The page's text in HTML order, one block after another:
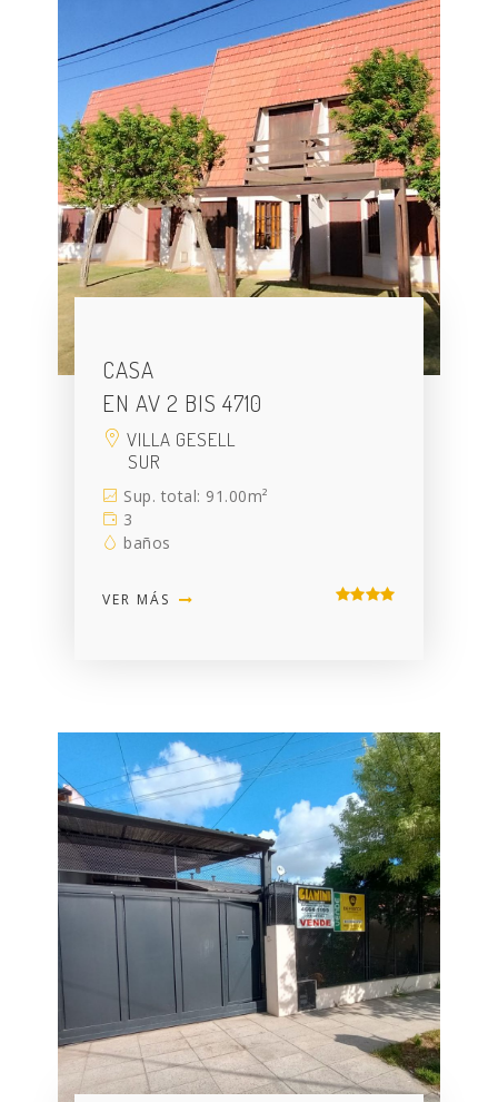
CASA
EN AV 2 BIS 4710
VILLA GESELL
SUR
Sup. total: 91.00m²
3
baños
VER MÁS